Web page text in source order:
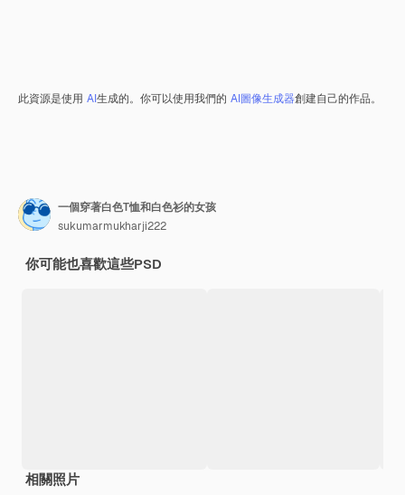
此資源是使用 AI生成的。你可以使用我們的 AI圖像生成器創建自己的作品。
一個穿著白色T恤和白色衫的女孩
sukumarmukharji222
你可能也喜歡這些PSD
相關照片